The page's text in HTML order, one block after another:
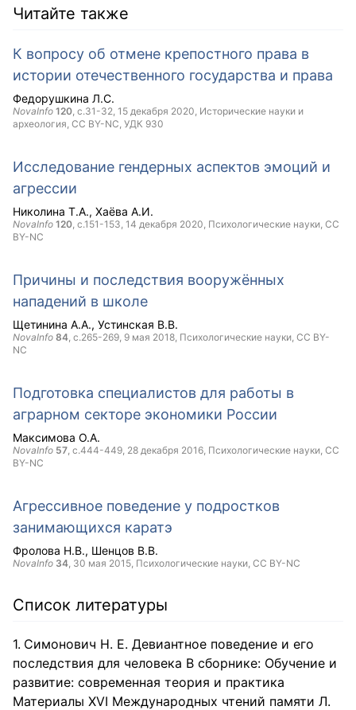
Читайте также
К вопросу об отмене крепостного права в
истории отечественного государства и права
Федорушкина Л.С.
NovaInfo 120, с.31-32, 15 декабря 2020, Исторические науки и
археология, CC BY-NC, УДК 930
Исследование гендерных аспектов эмоций и
агрессии
Николина Т.А. Хаёва А.И.
NovaInfo 120, с.151-153, 14 декабря 2020, Психологические науки, CC
BY-NC
Причины и последствия вооружённых
нападений в школе
Щетинина А.А. Устинская В.В.
NovaInfo 84, с.265-269, 9 мая 2018, Психологические науки, CC BY-
NC
Подготовка специалистов для работы в
аграрном секторе экономики России
Максимова О.А.
NovaInfo 57, с.444-449, 28 декабря 2016, Психологические науки, CC
BY-NC
Агрессивное поведение у подростков
занимающихся каратэ
Фролова Н.В. Шенцов В.В.
NovaInfo 34, 30 мая 2015, Психологические науки, CC BY-NC
Список литературы
Симонович Н. Е. Девиантное поведение и его
последствия для человека В сборнике: Обучение и
развитие: современная теория и практика
Материалы XVI Международных чтений памяти Л.